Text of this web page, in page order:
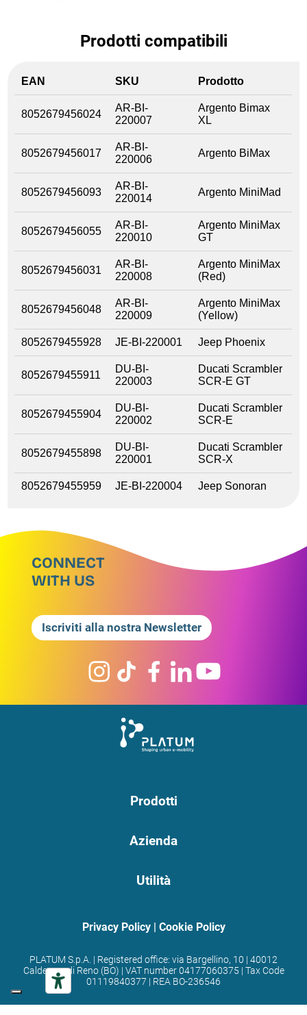
Prodotti compatibili
EAN SKU Prodotto
8052679456024
AR-BI-
220007
Argento Bimax
XL
8052679456017
AR-BI-
220006
Argento BiMax
8052679456093
AR-BI-
220014
Argento MiniMad
8052679456055
AR-BI-
220010
Argento MiniMax
GT
8052679456031
AR-BI-
220008
Argento MiniMax
(Red)
8052679456048
AR-BI-
220009
Argento MiniMax
(Yellow)
8052679455928 JE-BI-220001 Jeep Phoenix
8052679455911
DU-BI-
220003
Ducati Scrambler
SCR-E GT
8052679455904
DU-BI-
220002
Ducati Scrambler
SCR-E
8052679455898
DU-BI-
220001
Ducati Scrambler
SCR-X
8052679455959 JE-BI-220004 Jeep Sonoran
CONNECT
WITH US
Iscriviti alla nostra Newsletter
Prodotti
Azienda
Utilità
Privacy Policy| Cookie Policy
PLATUM S.p.A. | Registered office: via Bargellino, 10 | 40012
Calderara di Reno (BO) | VAT number 04177060375 | Tax Code
01119840377 | REA BO-236546